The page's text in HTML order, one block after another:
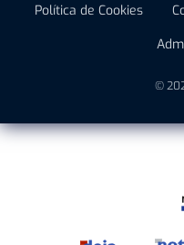
Política de Cookies
©